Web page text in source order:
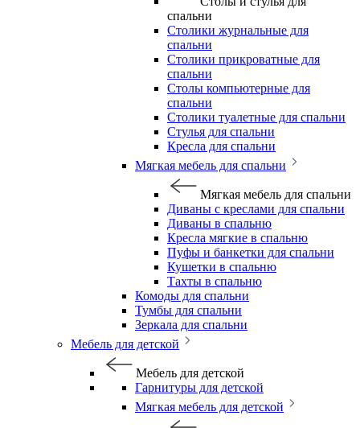
спальни
Столики журнальные для
спальни
Столики прикроватные для
спальни
Столы компьютерные для
спальни
Столики туалетные для спальни
Стулья для спальни
Кресла для спальни
Мягкая мебель для спальни
Мягкая мебель для спальни
Диваны с креслами для спальни
Диваны в спальню
Кресла мягкие в спальню
Пуфы и банкетки для спальни
Кушетки в спальню
Тахты в спальню
Комоды для спальни
Тумбы для спальни
Зеркала для спальни
Мебель для детской
Мебель для детской
Гарнитуры для детской
Мягкая мебель для детской